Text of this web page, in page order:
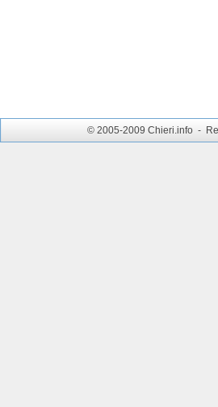
© 2005-2009 Chieri.info -